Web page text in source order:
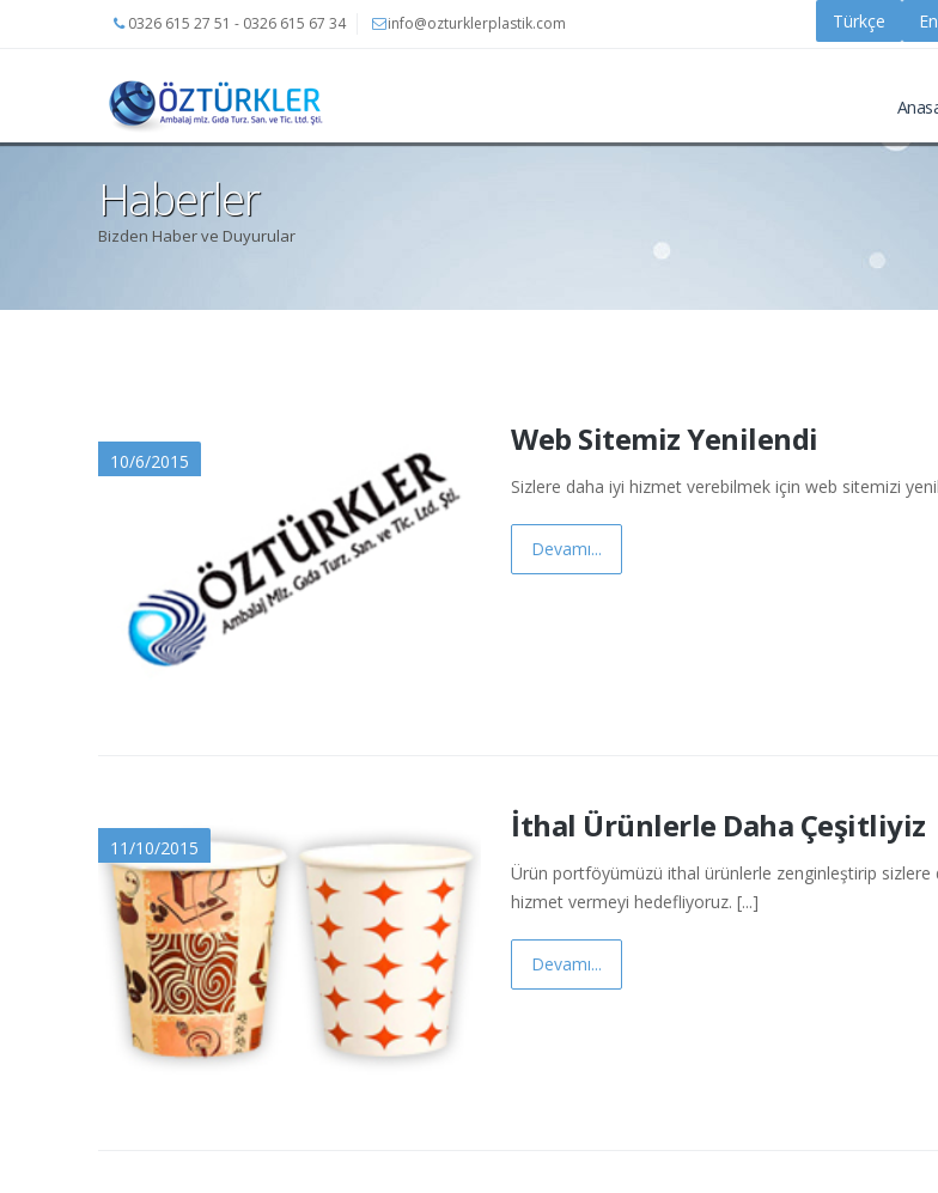
0326 615 27 51 - 0326 615 67 34 info@ozturklerplastik.com
Haberler
Bizden Haber ve Duyurular
10/6/2015
Web Sitemiz Yenilendi
Sizlere daha iyi hizmet verebilmek için web sitemizi
Devamı...
11/10/2015
İthal Ürünlerle Daha Çeşitliyiz
Ürün portföyümüzü ithal ürünlerle zenginleştirip sizlere
hizmet vermeyi hedefliyoruz. [...]
Devamı...